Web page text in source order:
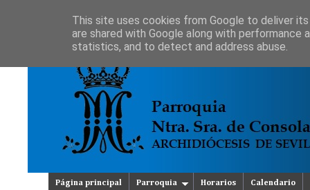
Página principal Parroquia Horarios Calendario
This site uses cookies from Google to deliver
are shared with Google along with
statistics, and to detect and address abuse.